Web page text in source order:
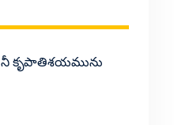
నీ కృపాతిశయమును